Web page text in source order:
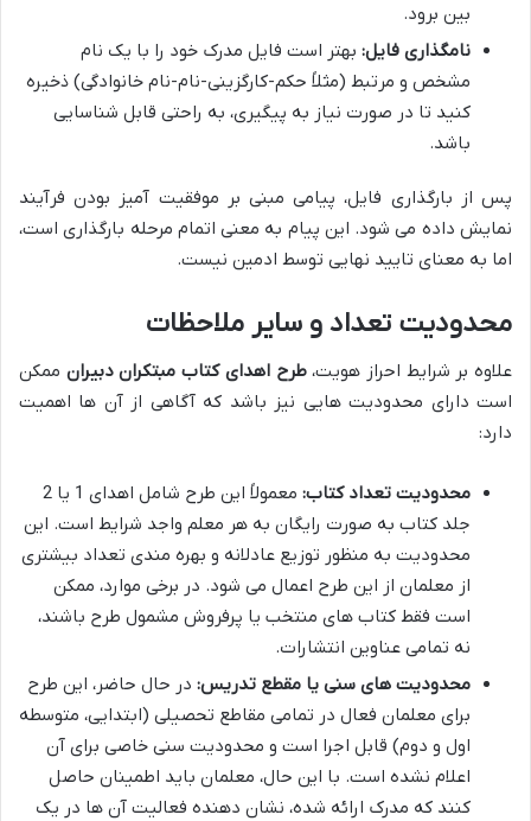
بین برود.
نامگذاری فایل: بهتر است فایل مدرک خود را با یک نام
مشخص و مرتبط (مثلاً حکم-کارگزینی-نام-نام خانوادگی) ذخیره
کنید تا در صورت نیاز به پیگیری، به راحتی قابل شناسایی
باشد.
پس از بارگذاری فایل، پیامی مبنی بر موفقیت آمیز بودن فرآیند
نمایش داده می شود. این پیام به معنی اتمام مرحله بارگذاری است،
اما به معنای تایید نهایی توسط ادمین نیست.
محدودیت تعداد و سایر ملاحظات
علاوه بر شرایط احراز هویت،طرح اهدای کتاب مبتکران دبیران ممکن
است دارای محدودیت هایی نیز باشد که آگاهی از آن ها اهمیت
دارد:
محدودیت تعداد کتاب:
معمولاً این طرح شامل اهدای 1 یا 2
جلد کتاب به صورت رایگان به هر معلم واجد شرایط است. این
محدودیت به منظور توزیع عادلانه و بهره مندی تعداد بیشتری
از معلمان از این طرح اعمال می شود. در برخی موارد، ممکن
است فقط کتاب های منتخب یا پرفروش مشمول طرح باشند،
نه تمامی عناوین انتشارات.
محدودیت های سنی یا مقطع تدریس: در حال حاضر، این طرح
برای معلمان فعال در تمامی مقاطع تحصیلی (ابتدایی، متوسطه
اول و دوم) قابل اجرا است و محدودیت سنی خاصی برای آن
اعلام نشده است. با این حال، معلمان باید اطمینان حاصل
کنند که مدرک ارائه شده، نشان دهنده فعالیت آن ها در یک